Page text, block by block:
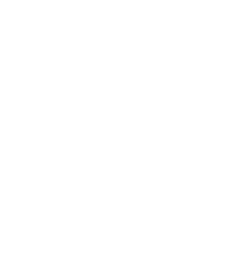
- Hrvatska